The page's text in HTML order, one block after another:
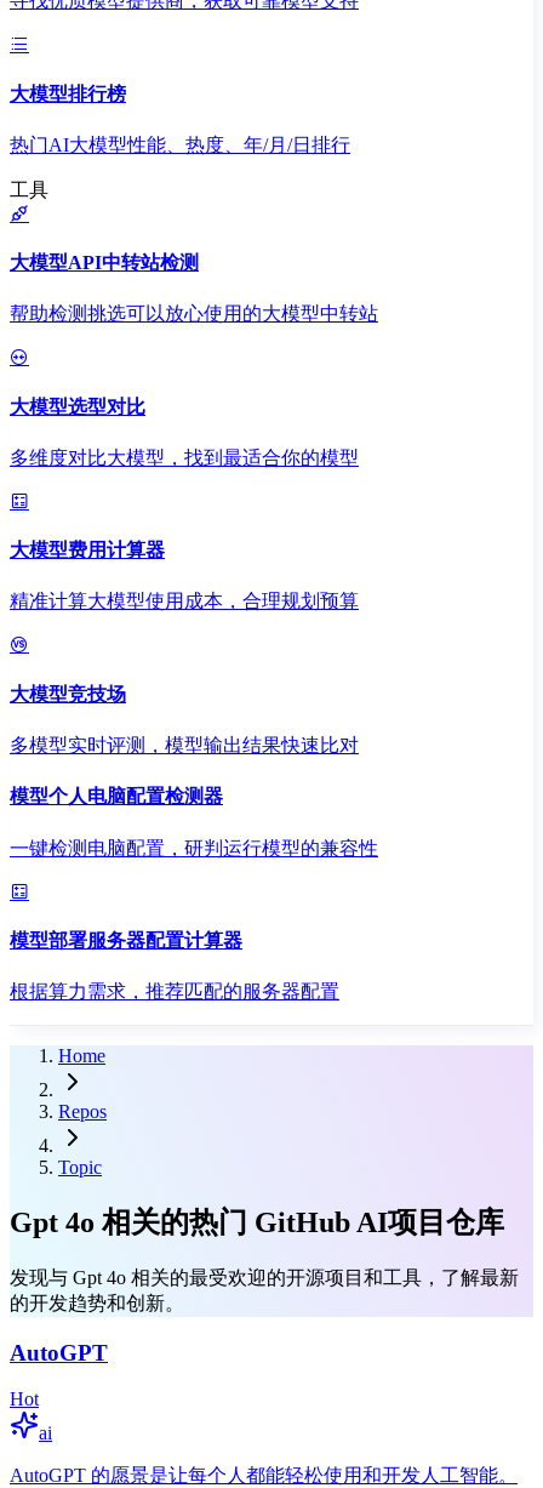
大模型排行榜
热门AI大模型性能、热度、年/月/日排行
工具
大模型API中转站检测
帮助检测挑选可以放心使用的大模型中转站
大模型选型对比
多维度对比大模型，找到最适合你的模型
大模型费用计算器
精准计算大模型使用成本，合理规划预算
大模型竞技场
多模型实时评测，模型输出结果快速比对
模型个人电脑配置检测器
一键检测电脑配置，研判运行模型的兼容性
模型部署服务器配置计算器
根据算力需求，推荐匹配的服务器配置
Home
Repos
Topic
Gpt 4o 相关的热门 GitHub AI项目仓库
发现与 Gpt 4o 相关的最受欢迎的开源项目和工具，了解最新
的开发趋势和创新。
AutoGPT
Hot
ai
AutoGPT 的愿景是让每个人都能轻松使用和开发人工智能。